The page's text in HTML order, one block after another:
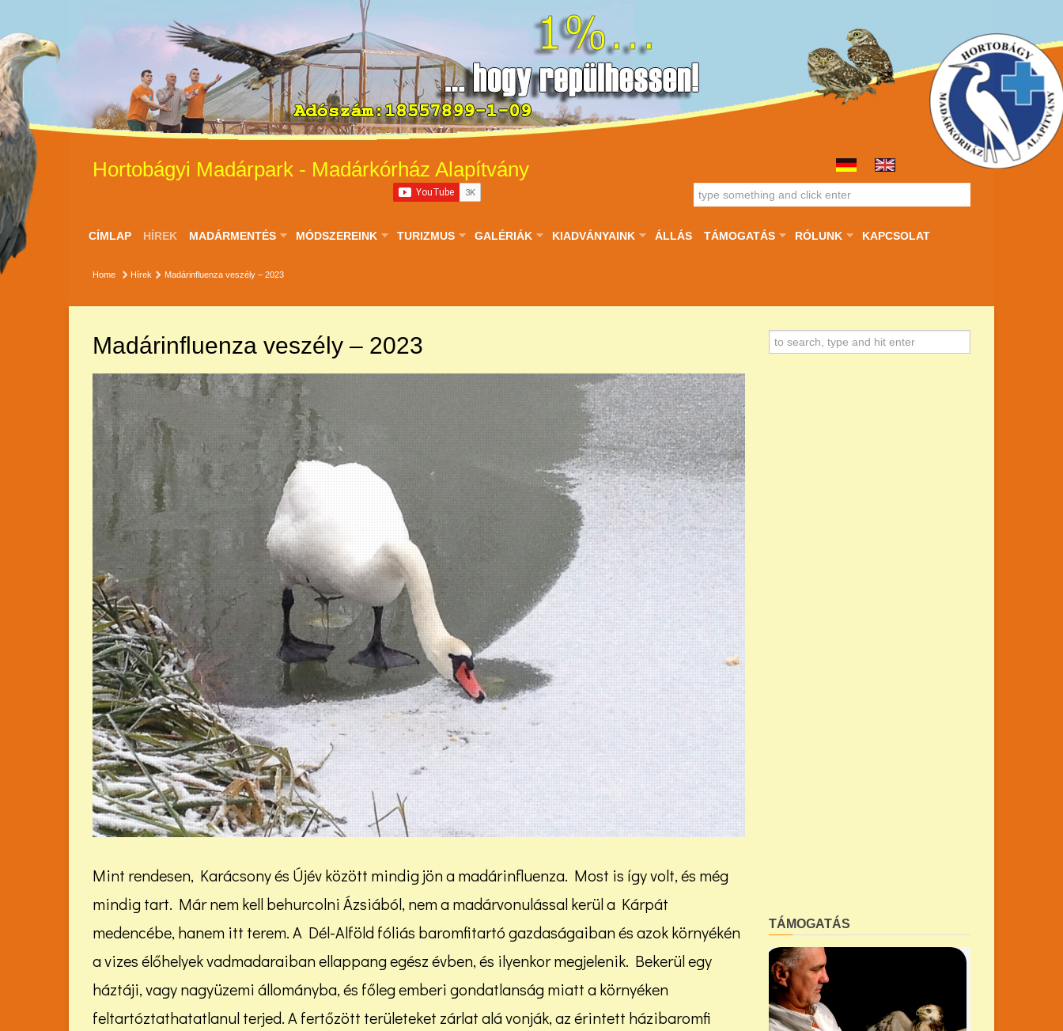
Hortobágyi Madárpark - Madárkórház Alapítvány
CÍMLAP HÍREK MADÁRMENTÉS MÓDSZEREINK TURIZMUS GALÉRIÁK KIADVÁNYAINK ÁLLÁS TÁMOGATÁS RÓLUNK KAPCSOLAT
Home Hírek Madárinfluenza veszély – 2023
Madárinfluenza veszély – 2023
Mint rendesen, Karácsony és Újév között mindig jön a madárinfluenza. Most is így volt, és még
mindig tart. Már nem kell behurcolni Ázsiából, nem a madárvonulással kerül a Kárpát
medencébe, hanem itt terem. A Dél-Alföld fóliás baromfitartó gazdaságaiban és azok környékén
a vizes élőhelyek vadmadaraiban ellappang egész évben, és ilyenkor megjelenik. Bekerül egy
háztáji, vagy nagyüzemi állományba, és főleg emberi gondatlanság miatt a környéken
feltartóztathatatlanul terjed. A fertőzött területeket zárlat alá vonják, az érintett házibaromfi
TÁMOGATÁS